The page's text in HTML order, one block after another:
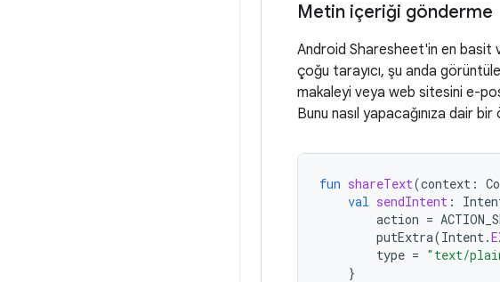
Metin içeriği gönderme
Android Sharesheet'in en basit
çoğu tarayıcı, şu anda
makaleyi veya web sitesini e-
Bunu nasıl yapacağınıza dair bir
fun shareText(context :
val sendIntent :
action =
putExtra(Intent.
type = "text/
}